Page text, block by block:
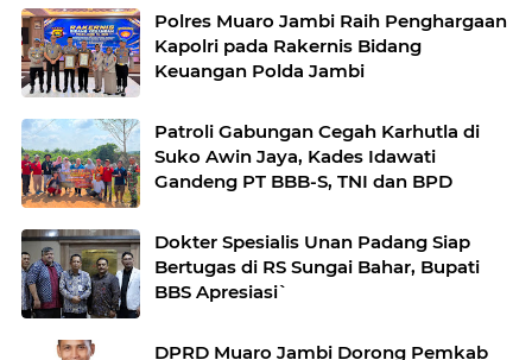
Polres Muaro Jambi Raih Penghargaan
Kapolri pada Rakernis Bidang
Keuangan Polda Jambi
Patroli Gabungan Cegah Karhutla di
Suko Awin Jaya, Kades Idawati
Gandeng PT BBB-S, TNI dan BPD
Dokter Spesialis Unan Padang Siap
Bertugas di RS Sungai Bahar, Bupati
BBS Apresiasi`
DPRD Muaro Jambi Dorong Pemkab